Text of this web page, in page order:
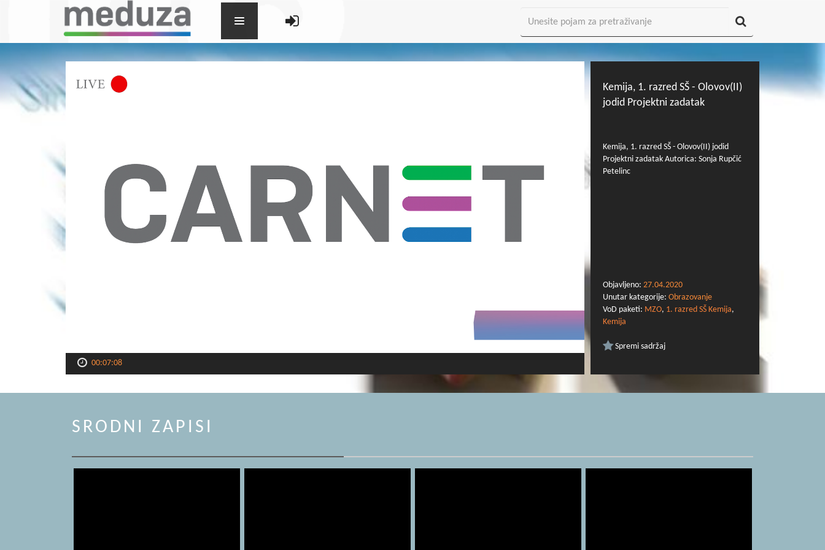
00:07:08
Kemija, 1. razred SŠ - Olovov(II)
jodid Projektni zadatak
Kemija, 1. razred SŠ - Olovov(II) jodid
Projektni zadatak Autorica: Sonja Rupčić
Petelinc
Objavljeno: 27.04.2020
Unutar kategorije: Obrazovanje
VoD paketi: MZO, 1. razred SŠ Kemija,
Kemija
Spremi sadržaj
SRODNI ZAPISI